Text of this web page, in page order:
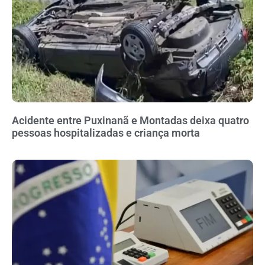
Acidente entre Puxinanã e Montadas deixa quatro
pessoas hospitalizadas e criança morta